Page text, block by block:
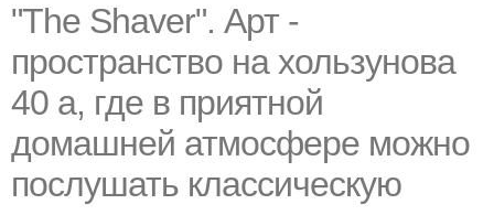
"The Shaver". Арт -
пространство на хользунова
40 а, где в приятной
домашней атмосфере можно
послушать классическую